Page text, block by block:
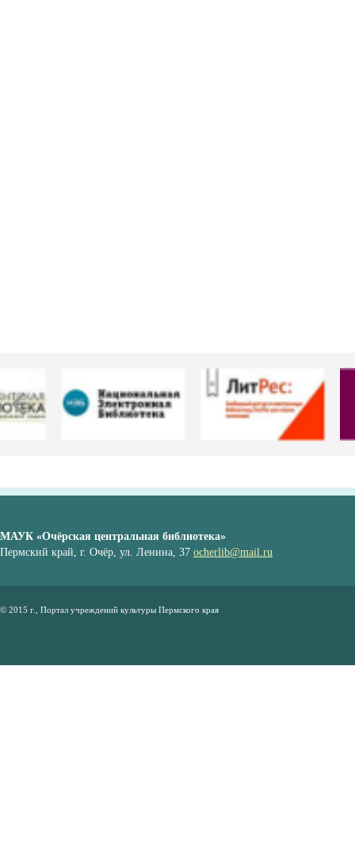
МАУК «Очёрская центральная библиотека»
Пермский край, г. Очёр, ул. Ленина, 37 ocherlib@mail.ru
© 2015 г., Портал учреждений культуры Пермского края